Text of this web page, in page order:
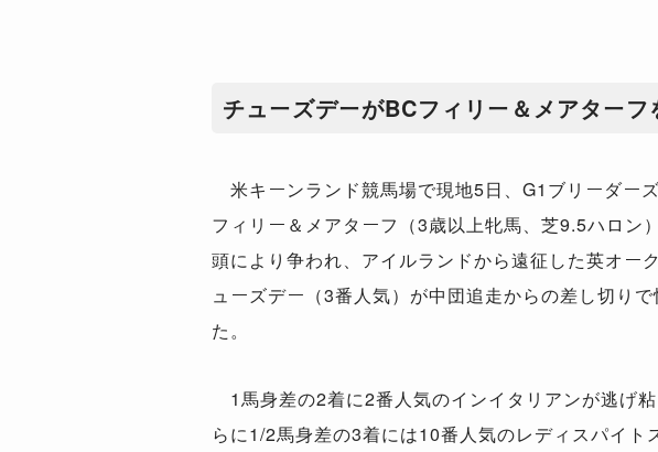
チューズデーがBCフィリー＆メアター
米キーンランド競馬場で現地5日、G1ブリーダー
フィリー＆メアターフ（3歳以上牝馬、芝9.5ハロン
頭により争われ、アイルランドから遠征した英オー
ューズデー（3番人気）が中団追走からの差し切りで
た。
1馬身差の2着に2番人気のインイタリアンが逃げ粘
らに1/2馬身差の3着には10番人気のレディスパイト